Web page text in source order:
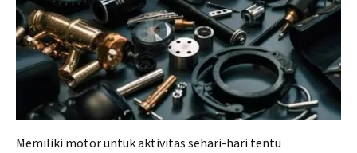
Memiliki motor untuk aktivitas sehari-hari tentu